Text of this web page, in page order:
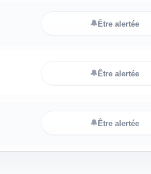
🔔Être alertée
🔔Être alertée
🔔Être alertée